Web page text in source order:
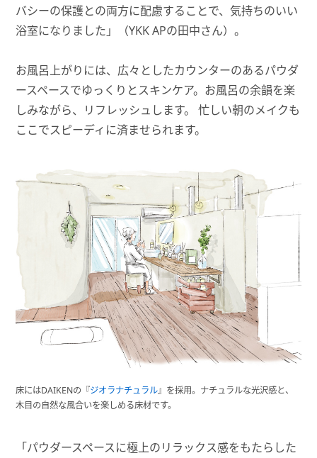
バシーの保護との両方に配慮することで、気持ちのいい
浴室になりました」（YKK APの田中さん）。
お風呂上がりには、広々としたカウンターのあるパウダ
ースペースでゆっくりとスキンケア。お風呂の余韻を楽
しみながら、リフレッシュします。 忙しい朝のメイクも
ここでスピーディに済ませられます。
床にはDAIKENの『ジオラナチュラル』を採用。ナチュラルな光沢感と、
木目の自然な風合いを楽しめる床材です。
「パウダースペースに極上のリラックス感をもたらした